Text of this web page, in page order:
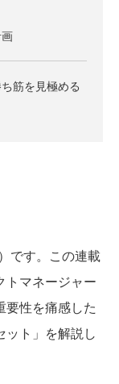
筋を見極める
）です。この連載
トマネージャー
要性を痛感した
ット」を解説し